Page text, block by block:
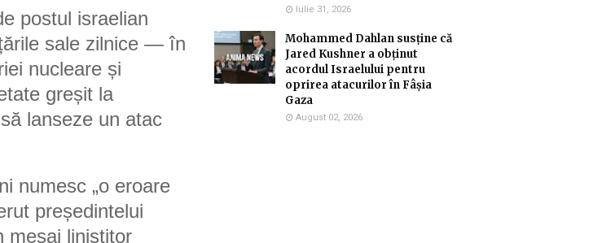
postul israelian
sale zilnice — în
nucleare și
greșit la
lanseze un atac
numesc „o eroare
președintelui
mesaj liniștitor
Iulie 31, 2026
Mohammed Dahlan susține că
Jared Kushner a obținut
acordul Israelului pentru
oprirea atacurilor în Fâșia
Gaza
August 02, 2026